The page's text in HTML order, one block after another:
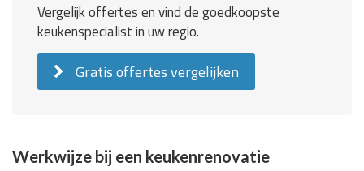
Vergelijk offertes en vind de goedkoopste
keukenspecialist in uw regio.
Gratis offertes vergelijken
Werkwijze bij een keukenrenovatie